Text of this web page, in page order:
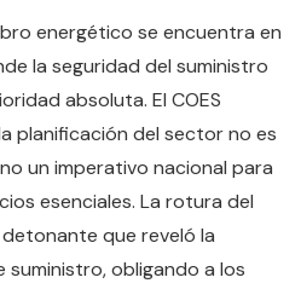
energético se encuentra en
la seguridad del suministro
absoluta. El COES
planificación del sector no es
un imperativo nacional para
esenciales. La rotura del
que reveló la
suministro, obligando a los